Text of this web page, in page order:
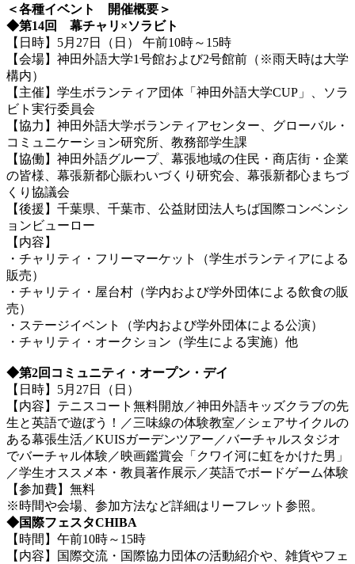
＜各種イベント 開催概要＞
◆第14回 幕チャリ×ソラビト
【日時】5月27日（日） 午前10時～15時
【会場】神田外語大学1号館および2号館前（※雨天時は大学
構内）
【主催】学生ボランティア団体「神田外語大学CUP」、ソラ
ビト実行委員会
【協力】神田外語大学ボランティアセンター、グローバル・
コミュニケーション研究所、教務部学生課
【協働】神田外語グループ、幕張地域の住民・商店街・企業
の皆様、幕張新都心賑わいづくり研究会、幕張新都心まちづ
くり協議会
【後援】千葉県、千葉市、公益財団法人ちば国際コンベンシ
ョンビューロー
【内容】
・チャリティ・フリーマーケット（学生ボランティアによる
販売）
・チャリティ・屋台村（学内および学外団体による飲食の販
売）
・ステージイベント（学内および学外団体による公演）
・チャリティ・オークション（学生による実施）他
◆第2回コミュニティ・オープン・デイ
【日時】5月27日（日）
【内容】テニスコート無料開放／神田外語キッズクラブの先
生と英語で遊ぼう！／三味線の体験教室／シェアサイクルの
ある幕張生活／KUISガーデンツアー／バーチャルスタジオ
でバーチャル体験／映画鑑賞会「クワイ河に虹をかけた男」
／学生オススメ本・教員著作展示／英語でボードゲーム体験
【参加費】無料
※時間や会場、参加方法など詳細はリーフレット参照。
◆国際フェスタCHIBA
【時間】午前10時～15時
【内容】国際交流・国際協力団体の活動紹介や、雑貨やフェ